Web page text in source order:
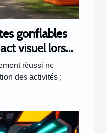
gonflables
visuel lors
réussi ne
des activités ;